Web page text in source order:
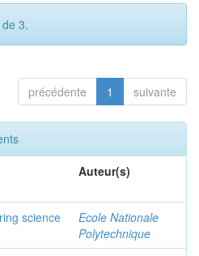
3.
précédente 1 suivante
Auteur(s)
science
Ecole Nationale
Polytechnique